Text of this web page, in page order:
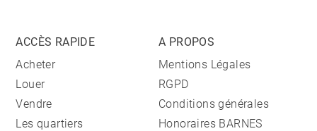
ACCÈS RAPIDE
Acheter
Louer
Vendre
Les quartiers
A PROPOS
Mentions Légales
RGPD
Conditions générales
Honoraires BARNES